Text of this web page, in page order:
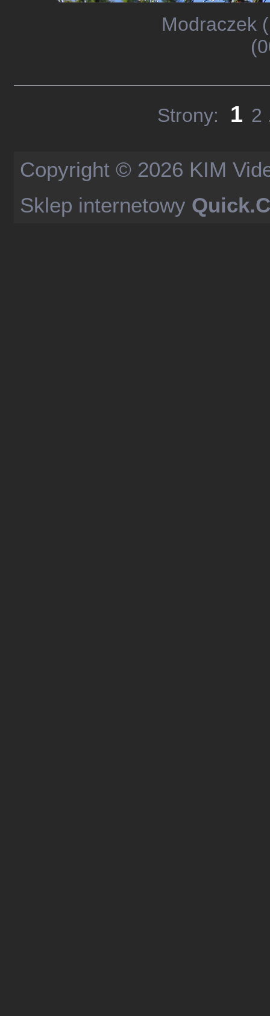
Modraczek (
Strony: 1 2
Copyright © 2026 KIM
Sklep internetowy